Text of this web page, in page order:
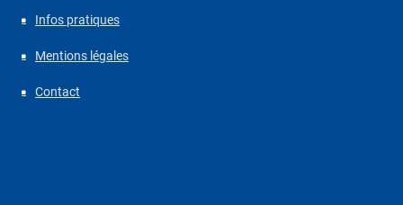
Infos pratiques
Mentions légales
Contact